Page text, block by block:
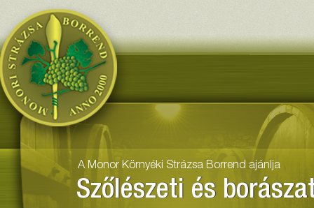
A Monor Környéki Strázsa Borrend ajánlja
Szőlészeti és